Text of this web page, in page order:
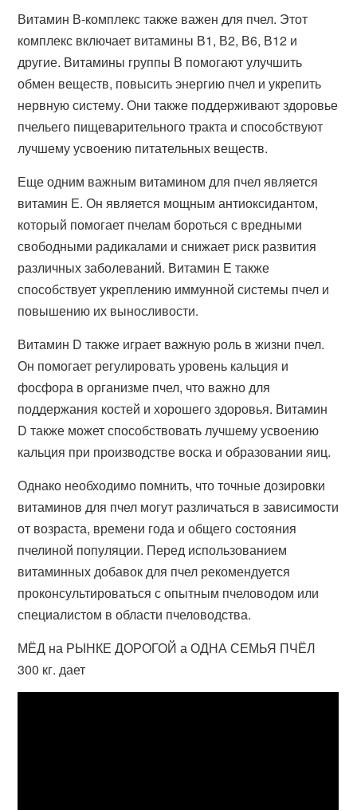
Витамин В-комплекс также важен для пчел. Этот
комплекс включает витамины В1, В2, В6, В12 и
другие. Витамины группы В помогают улучшить
обмен веществ, повысить энергию пчел и укрепить
нервную систему. Они также поддерживают здоровье
пчельего пищеварительного тракта и способствуют
лучшему усвоению питательных веществ.
Еще одним важным витамином для пчел является
витамин Е. Он является мощным антиоксидантом,
который помогает пчелам бороться с вредными
свободными радикалами и снижает риск развития
различных заболеваний. Витамин Е также
способствует укреплению иммунной системы пчел и
повышению их выносливости.
Витамин D также играет важную роль в жизни пчел.
Он помогает регулировать уровень кальция и
фосфора в организме пчел, что важно для
поддержания костей и хорошего здоровья. Витамин
D также может способствовать лучшему усвоению
кальция при производстве воска и образовании яиц.
Однако необходимо помнить, что точные дозировки
витаминов для пчел могут различаться в зависимости
от возраста, времени года и общего состояния
пчелиной популяции. Перед использованием
витаминных добавок для пчел рекомендуется
проконсультироваться с опытным пчеловодом или
специалистом в области пчеловодства.
МЁД на РЫНКЕ ДОРОГОЙ а ОДНА СЕМЬЯ ПЧЁЛ
300 кг. дает